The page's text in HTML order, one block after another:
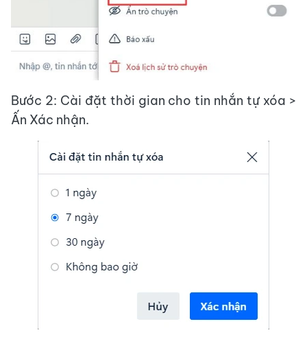
Bước 2: Cài đặt thời gian cho tin nhắn tự xóa >
Ấn Xác nhận.